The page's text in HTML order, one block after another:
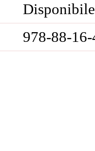
Disponibile
978-88-